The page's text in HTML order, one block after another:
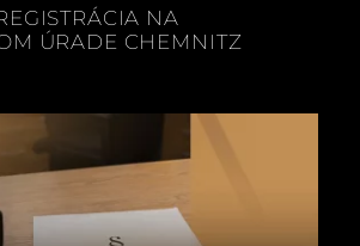
NA
ÚRADE CHEMNITZ